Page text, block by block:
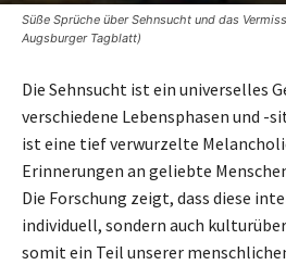
Süße Sprüche über Sehnsucht und das
Augsburger Tagblatt)
Die Sehnsucht ist ein universelles
verschiedene Lebensphasen und -
ist eine tief verwurzelte
Erinnerungen an geliebte
Die Forschung zeigt, dass diese
individuell, sondern auch
somit ein Teil unserer